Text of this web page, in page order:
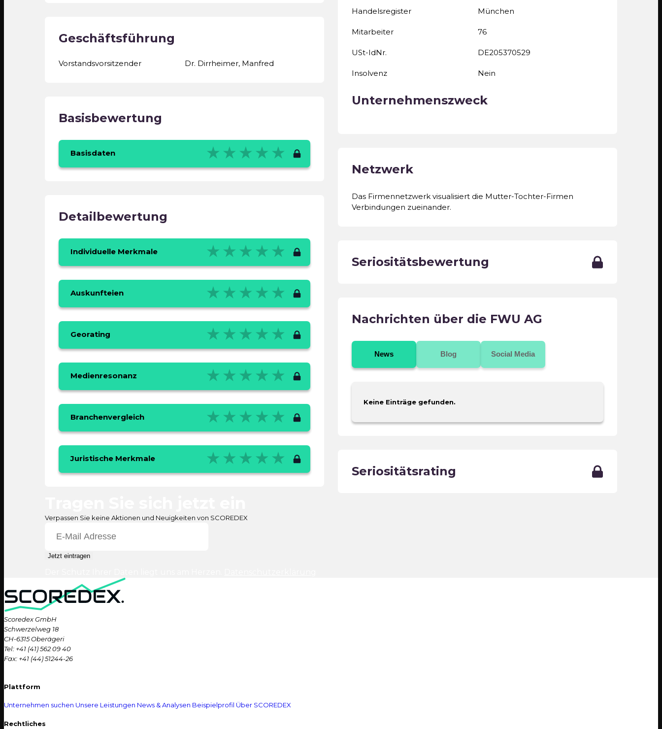
Handelsregister München
Mitarbeiter 76
USt-IdNr. DE205370529
Insolvenz Nein
Unternehmenszweck
Geschäftsführung
Vorstandsvorsitzender Dr. Dirrheimer, Manfred
Basisbewertung
Basisdaten
Netzwerk
Das Firmennetzwerk visualisiert die Mutter-Tochter-Firmen
Verbindungen zueinander.
Detailbewertung
Individuelle Merkmale
Auskunfteien
Georating
Medienresonanz
Branchenvergleich
Juristische Merkmale
Seriositätsbewertung
Nachrichten über die FWU AG
News Blog Social Media
Keine Einträge gefunden.
Seriositätsrating
Verpassen Sie keine Aktionen und Neuigkeiten von SCOREDEX
Jetzt eintragen
Scoredex GmbH
Schwerzelweg 18
CH-6315 Oberägeri
Tel: +41 (41) 562 09 40
Fax: +41 (44) 51244-26
Plattform
Unternehmen suchen Unsere Leistungen News & Analysen Beispielprofil Über SCOREDEX
Rechtliches